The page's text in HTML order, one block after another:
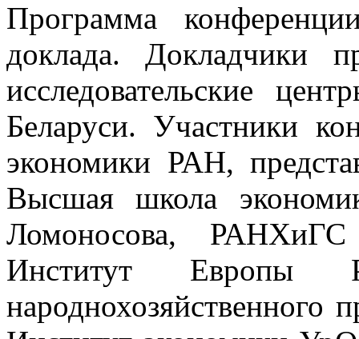
Программа
доклада. Докладчики
исследовательские
Беларуси. Участники
экономики РАН,
Высшая школа
Ломоносова, РАНХиГС
Институт Европы
народнохозяйственного